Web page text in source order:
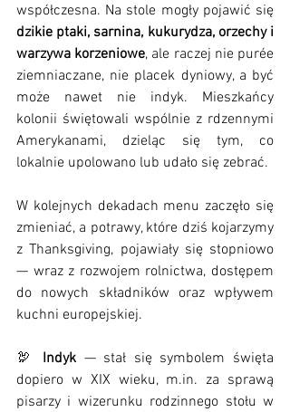
dzikie ptaki, sarnina, kukurydza, orzechy i
warzywa korzeniowe, ale raczej nie purée
ziemniaczane, nie placek dyniowy, a być
może nawet nie indyk. Mieszkańcy
kolonii świętowali wspólnie z rdzennymi
Amerykanami, dzieląc się tym, co
lokalnie upolowano lub udało się zebrać.
W kolejnych dekadach menu zaczęło się
zmieniać, a potrawy, które dziś kojarzymy
z Thanksgiving, pojawiały się stopniowo
— wraz z rozwojem rolnictwa, dostępem
do nowych składników oraz wpływem
kuchni europejskiej.
🦃 Indyk — stał się symbolem święta
dopiero w XIX wieku, m.in. za sprawą
pisarzy i wizerunku rodzinnego stołu w